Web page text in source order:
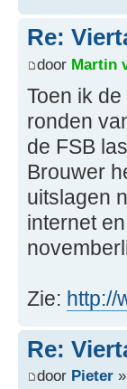
Re:
door Martin
Toen ik
ronden
de FSB
Brouwer
uitslagen
internet
Zie: http://
Re:
door Pieter